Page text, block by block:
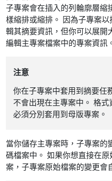
子專案會在插入的列輪廓層縮
樣縮排或縮排。 因為子專案
輯其摘要資訊，但你可以展開
編輯主專案檔案中的專案資訊
注意
你在子專案中套用到摘要任
不會出現在主專案中。 格式
必須分別套用到母版專案。
當你儲存主專案時，子專案的
碼檔案中。 如果你想直接在
案，子專案原始檔案的變更會